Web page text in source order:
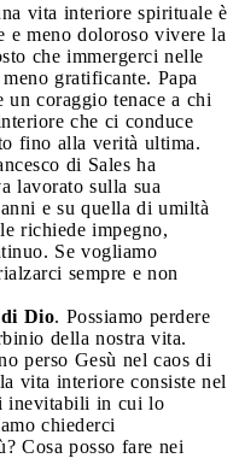
vita interiore spirituale è
meno doloroso vivere la
che immergerci nelle
gratificante. Papa
un coraggio tenace a chi
che ci conduce
fino alla verità ultima.
di Sales ha
lavorato sulla sua
e su quella di umiltà
richiede impegno,
Se vogliamo
sempre e non
Dio. Possiamo perdere
della nostra vita.
perso Gesù nel caos di
vita interiore consiste nel
inevitabili in cui lo
chiederci
Cosa posso fare nei